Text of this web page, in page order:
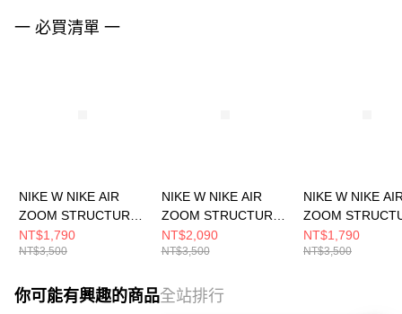
一 必買清單 一
NIKE W NIKE AIR
ZOOM STRUCTURE
25 女 跑步鞋
DJ7884104
NT$1,790
NT$3,500
NIKE W NIKE AIR
ZOOM STRUCTURE
25 女 跑步鞋
DJ7884110
NT$2,090
NT$3,500
NIKE W NIKE
ZOOM
25 女 跑步鞋
HQ3466141
NT$1,790
NT$3,500
你可能有興趣的商品全站排行